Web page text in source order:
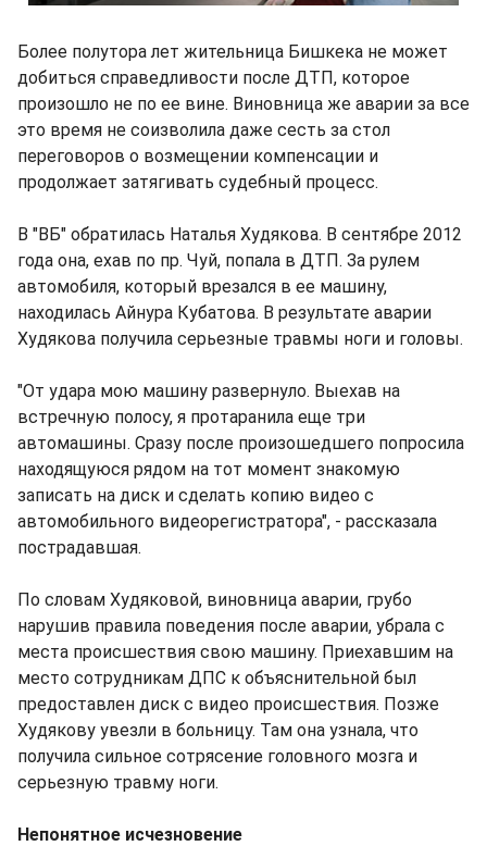
Более полутора лет жительница Бишкека не может
добиться справедливости после ДТП, которое
произошло не по ее вине. Виновница же аварии за все
это время не соизволила даже сесть за стол
переговоров о возмещении компенсации и
продолжает затягивать судебный процесс.
В "ВБ" обратилась Наталья Худякова. В сентябре 2012
года она, ехав по пр. Чуй, попала в ДТП. За рулем
автомобиля, который врезался в ее машину,
находилась Айнура Кубатова. В результате аварии
Худякова получила серьезные травмы ноги и головы.
"От удара мою машину развернуло. Выехав на
встречную полосу, я протаранила еще три
автомашины. Сразу после произошедшего попросила
находящуюся рядом на тот момент знакомую
записать на диск и сделать копию видео с
автомобильного видеорегистратора", - рассказала
пострадавшая.
По словам Худяковой, виновница аварии, грубо
нарушив правила поведения после аварии, убрала с
места происшествия свою машину. Приехавшим на
место сотрудникам ДПС к объяснительной был
предоставлен диск с видео происшествия. Позже
Худякову увезли в больницу. Там она узнала, что
получила сильное сотрясение головного мозга и
серьезную травму ноги.
Непонятное исчезновение